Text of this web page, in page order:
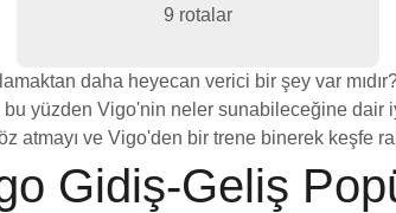
9 rotalar
daha heyecan verici bir şey var
yüzden Vigo'nin neler sunabileceğine
atmayı ve Vigo'den bir trene binerek keşfe
Gidiş-Geliş